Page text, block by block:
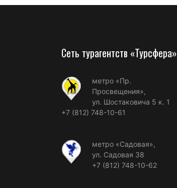
Сеть турагентств «Турсфера»
метро «Пр.
Просвещения»,
ул. Шостаковича 5 к. 1
+7 (812) 748-10-61
метро «Садовая»,
ул. Садовая 38
+7 (812) 748-10-62